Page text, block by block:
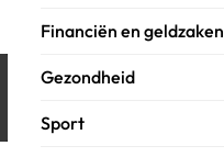
Financiën en geldzaken
Gezondheid
Sport